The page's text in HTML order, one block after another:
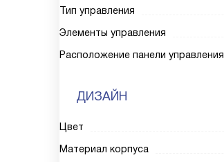
Тип управления
Элементы управления
Расположение панели управления
ДИЗАЙН
Цвет
Материал корпуса